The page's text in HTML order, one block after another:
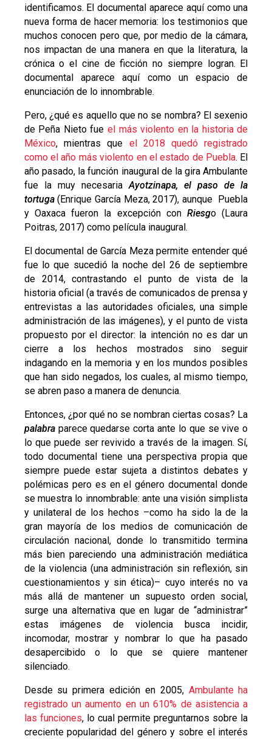
identificamos. El documental aparece aquí como una
nueva forma de hacer memoria: los testimonios que
muchos conocen pero que, por medio de la cámara,
nos impactan de una manera en que la literatura, la
crónica o el cine de ficción no siempre logran. El
documental aparece aquí como un espacio de
enunciación de lo innombrable.
Pero, ¿qué es aquello que no se nombra? El sexenio
de Peña Nieto fue el más violento en la historia de
México, mientras que el 2018 quedó registrado
como el año más violento en el estado de Puebla. El
año pasado, la función inaugural de la gira Ambulante
fue la muy necesaria Ayotzinapa, el paso de la
tortuga(Enrique García Meza, 2017), aunque Puebla
y Oaxaca fueron la excepción conRiesgo (Laura
Poitras, 2017) como película inaugural.
El documental de García Meza permite entender qué
fue lo que sucedió la noche del 26 de septiembre
de 2014, contrastando el punto de vista de la
historia oficial (a través de comunicados de prensa y
entrevistas a las autoridades oficiales, una simple
administración de las imágenes), y el punto de vista
propuesto por el director: la intención no es dar un
cierre a los hechos mostrados sino seguir
indagando en la memoria y en los mundos posibles
que han sido negados, los cuales, al mismo tiempo,
se abren paso a manera de denuncia.
Entonces, ¿por qué no se nombran ciertas cosas? La
palabraparece quedarse corta ante lo que se vive o
lo que puede ser revivido a través de la imagen. Sí,
todo documental tiene una perspectiva propia que
siempre puede estar sujeta a distintos debates y
polémicas pero es en el género documental donde
se muestra lo innombrable: ante una visión simplista
y unilateral de los hechos –como ha sido la de la
gran mayoría de los medios de comunicación de
circulación nacional, donde lo transmitido termina
más bien pareciendo una administración mediática
de la violencia (una administración sin reflexión, sin
cuestionamientos y sin ética)– cuyo interés no va
más allá de mantener un supuesto orden social,
surge una alternativa que en lugar de “administrar”
estas imágenes de violencia busca incidir,
incomodar, mostrar y nombrar lo que ha pasado
desapercibido o lo que se quiere mantener
silenciado.
Desde su primera edición en 2005, Ambulante ha
registrado un aumento en un 610% de asistencia a
las funciones, lo cual permite preguntarnos sobre la
creciente popularidad del género y sobre el interés